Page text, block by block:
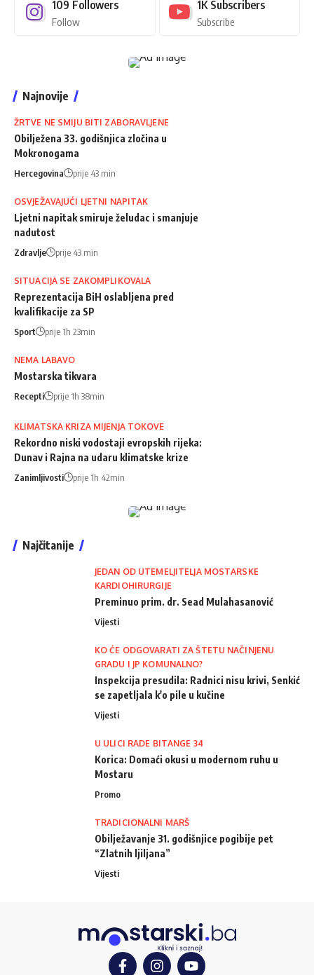
109 Followers
Follow
1K Subscribers
Subscribe
Najnovije
ŽRTVE NE SMIJU BITI ZABORAVLJENE
Obilježena 33. godišnjica zločina u
Mokronogama
Hercegovina prije 43 min
OSVJEŽAVAJUĆI LJETNI NAPITAK
Ljetni napitak smiruje želudac i smanjuje
nadutost
Zdravlje prije 43 min
SITUACIJA SE ZAKOMPLIKOVALA
Reprezentacija BiH oslabljena pred
kvalifikacije za SP
Sport prije 1h 23min
NEMA LABAVO
Mostarska tikvara
Recepti prije 1h 38min
KLIMATSKA KRIZA MIJENJA TOKOVE
Rekordno niski vodostaji evropskih rijeka:
Dunav i Rajna na udaru klimatske krize
Zanimljivosti prije 1h 42min
Najčitanije
JEDAN OD UTEMELJITELJA MOSTARSKE
KARDIOHIRURGIJE
Preminuo prim. dr. Sead Mulahasanović
Vijesti
KO ĆE ODGOVARATI ZA ŠTETU NAČINJENU
GRADU I JP KOMUNALNO?
Inspekcija presudila: Radnici nisu krivi, Senkić
se zapetljala k'o pile u kučine
Vijesti
U ULICI RADE BITANGE 34
Korica: Domaći okusi u modernom ruhu u
Mostaru
Promo
TRADICIONALNI MARŠ
Obilježavanje 31. godišnjice pogibije pet
“Zlatnih ljiljana”
Vijesti